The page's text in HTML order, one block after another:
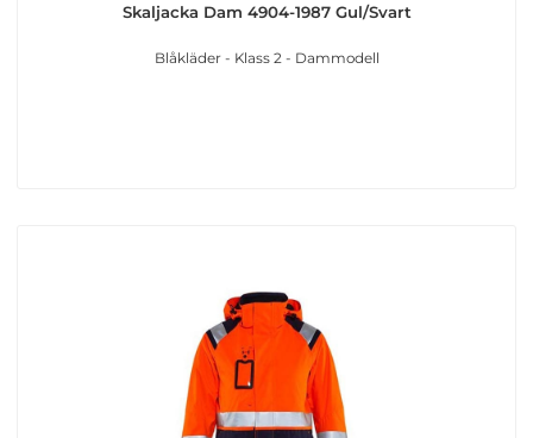
Skaljacka Dam 4904-1987 Gul/Svart
Blåkläder - Klass 2 - Dammodell